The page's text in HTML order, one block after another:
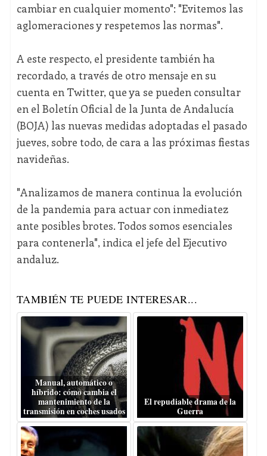
cambiar en cualquier momento": "Evitemos las
aglomeraciones y respetemos las normas".
A este respecto, el presidente también ha
recordado, a través de otro mensaje en su
cuenta en Twitter, que ya se pueden consultar
en el Boletín Oficial de la Junta de Andalucía
(BOJA) las nuevas medidas adoptadas el pasado
jueves, sobre todo, de cara a las próximas fiestas
navideñas.
"Analizamos de manera continua la evolución
de la pandemia para actuar con inmediatez
ante posibles brotes. Todos somos esenciales
para contenerla", indica el jefe del Ejecutivo
andaluz.
TAMBIÉN TE PUEDE INTERESAR...
Manual, automático o
híbrido: cómo cambia el
mantenimiento de la
transmisión en coches usados
El repudiable drama de la
Guerra